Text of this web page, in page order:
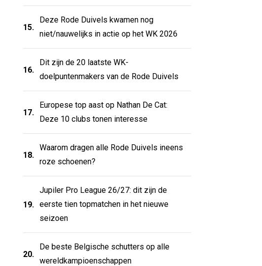
15.
Deze Rode Duivels kwamen nog
niet/nauwelijks in actie op het WK 2026
16.
Dit zijn de 20 laatste WK-
doelpuntenmakers van de Rode Duivels
17.
Europese top aast op Nathan De Cat:
Deze 10 clubs tonen interesse
18.
Waarom dragen alle Rode Duivels ineens
roze schoenen?
19.
Jupiler Pro League 26/27: dit zijn de
eerste tien topmatchen in het nieuwe
seizoen
20.
De beste Belgische schutters op alle
wereldkampioenschappen